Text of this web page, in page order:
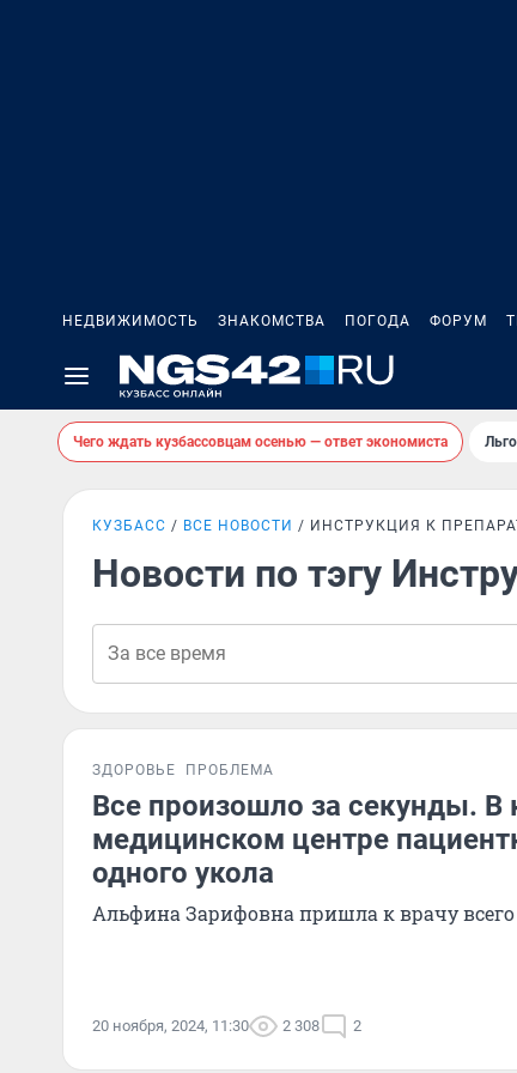
НЕДВИЖИМОСТЬ ЗНАКОМСТВА ПОГОДА ФОРУМ
Чего ждать кузбассовцам осенью — ответ экономиста
КУЗБАСС ВСЕ НОВОСТИ ИНСТРУКЦИЯ К
Новости по тэгу
ЗДОРОВЬЕ ПРОБЛЕМА
Все произошло за секунды. В
медицинском центре
одного укола
Альфина Зарифовна пришла к врачу
20 ноября, 2024, 11:30 2 308 2